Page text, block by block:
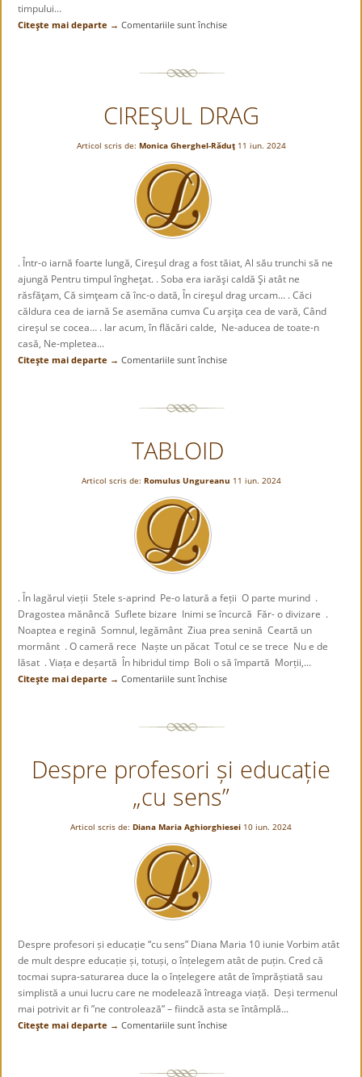
timpului...
Citeşte mai departe → Comentariile sunt închise
Avram
Iancu
în
CIREŞUL DRAG
Articol scris de: Monica Gherghel-Răduţ 11 iun. 2024
. Într-o iarnă foarte lungă, Cireşul drag a fost tăiat, Al său trunchi să ne
ajungă Pentru timpul îngheţat. . Soba era iarăşi caldă Şi atât ne
răsfăţam, Că simţeam că înc-o dată, În cireşul drag urcam… . Căci
căldura cea de iarnă Se asemăna cumva Cu arşiţa cea de vară, Când
cireşul se cocea… . Iar acum, în flăcări calde, Ne-aducea de toate-n
casă, Ne-mpletea...
Citeşte mai departe → Comentariile sunt închise
TABLOID
Articol scris de: Romulus Ungureanu 11 iun. 2024
. În lagărul vieții Stele s-aprind Pe-o latură a feții O parte murind .
Dragostea mănâncă Suflete bizare Inimi se încurcă Făr- o divizare .
Noaptea e regină Somnul, legământ Ziua prea senină Ceartă un
mormânt . O cameră rece Naște un păcat Totul ce se trece Nu e de
lăsat . Viața e deșartă În hibridul timp Boli o să împartă Morții,...
Citeşte mai departe → Comentariile sunt închise
Despre profesori și educație
„cu sens”
Articol scris de: Diana Maria Aghiorghiesei 10 iun. 2024
Despre profesori și educație “cu sens” Diana Maria 10 iunie Vorbim atât
de mult despre educație și, totuși, o înțelegem atât de puțin. Cred că
tocmai supra-saturarea duce la o înțelegere atât de împrăștiată sau
simplistă a unui lucru care ne modelează întreaga viață. Deși termenul
mai potrivit ar fi ”ne controlează” – fiindcă asta se întâmplă...
Citeşte mai departe → Comentariile sunt închise